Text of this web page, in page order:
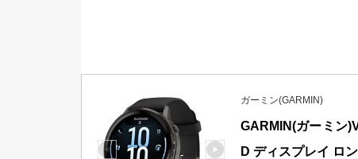
ガーミン(GARMIN)
GARMIN(ガーミン
D ディスプレイ ロ